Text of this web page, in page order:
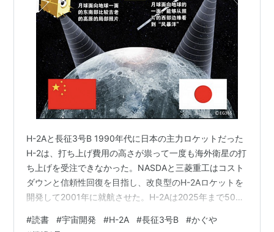
H-2Aと長征3号B 1990年代に日本の主力ロケットだった
H-2は、打ち上げ費用の高さが祟って一度も海外衛星の打
ち上げを受注できなかった。NASDAと三菱重工はコスト
ダウンと信頼性回復を目指し、改良型のH-2Aロケットを
開発して2001年に就航させた。H-2Aは2025年まで50回
トラリアの超小型衛星FedSat、韓国の多目的実用衛星ア
#読書 #宇宙開発 #H-2A #長征3号B #かぐや